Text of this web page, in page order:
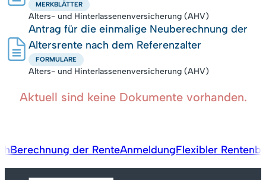
MERKBLÄTTER
Alters- und Hinterlassenenversicherung (AHV)
Antrag für die einmalige Neuberechnung der
Altersrente nach dem Referenzalter
FORMULARE
Alters- und Hinterlassenenversicherung (AHV)
Aktuell sind keine Dokumente vorhanden.
Berechnung der RenteAnmeldungFlexibler